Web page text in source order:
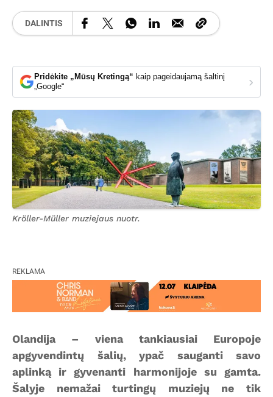
DALINTIS
Pridėkite „Mūsų Kretingą“ kaip pageidaujamą šaltinį
„Google“
›
Kröller-Müller muziejaus nuotr.
REKLAMA
Olandija – viena tankiausiai Europoje
apgyvendintų šalių, ypač sauganti savo
aplinką ir gyvenanti harmonijoje su gamta.
Šalyje nemažai turtingų muziejų ne tik